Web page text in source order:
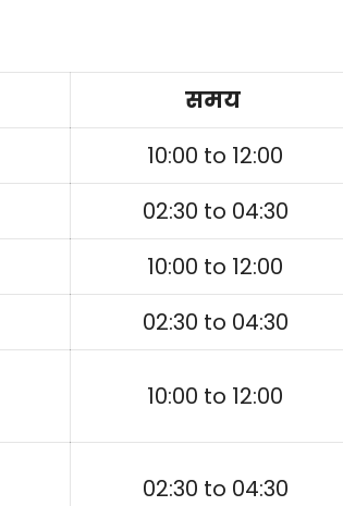
समय
10:00 to 12:00
02:30 to 04:30
10:00 to 12:00
02:30 to 04:30
10:00 to 12:00
02:30 to 04:30